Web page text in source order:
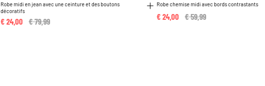
Robe midi en jean avec une ceinture et des boutons
décoratifs
Price reduced from
€ 79,99
€ 24,00
Robe chemise midi avec bords contrastants
Price reduced from
€ 59,99
€ 24,00